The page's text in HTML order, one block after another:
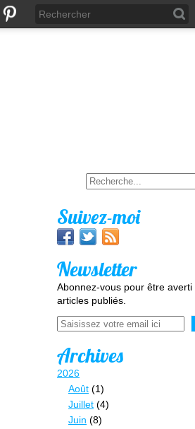
Suivez-moi
Newsletter
Abonnez-vous pour être
articles publiés.
Email
Archives
2026
Août (1)
Juillet (4)
Juin (8)